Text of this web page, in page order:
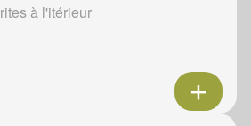
à l'itérieur